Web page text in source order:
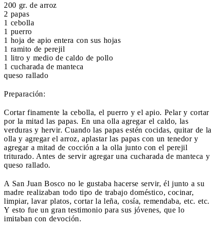
200 gr. de arroz
2 papas
1 cebolla
1 puerro
1 hoja de apio entera con sus hojas
1 ramito de perejil
1 litro y medio de caldo de pollo
1 cucharada de manteca
queso rallado
Preparación:
Cortar finamente la cebolla, el puerro y el apio. Pelar y cortar
por la mitad las papas. En una olla agregar el caldo, las
verduras y hervir. Cuando las papas estén cocidas, quitar de la
olla y agregar el arroz, aplastar las papas con un tenedor y
agregar a mitad de cocción a la olla junto con el perejil
triturado. Antes de servir agregar una cucharada de manteca y
queso rallado.
A San Juan Bosco no le gustaba hacerse servir, él junto a su
madre realizaban todo tipo de trabajo doméstico, cocinar,
limpiar, lavar platos, cortar la leña, cosía, remendaba, etc. etc.
Y esto fue un gran testimonio para sus jóvenes, que lo
imitaban con devoción.